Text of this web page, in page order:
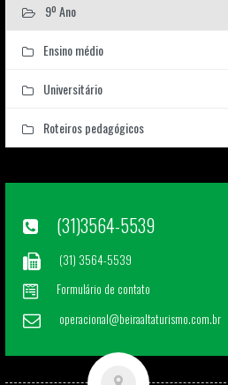
9º Ano
Ensino médio
Universitário
Roteiros pedagógicos
(31)3564-5539
(31) 3564-5539
Formulário de contato
operacional@beiraaltaturismo.com.br